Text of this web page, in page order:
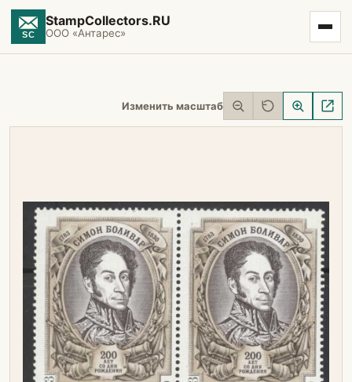
StampCollectors.RU
ООО «Антарес»
Изменить масштаб